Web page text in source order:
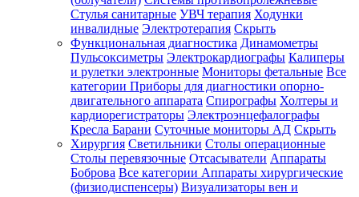
Стулья санитарные УВЧ терапия Ходунки
инвалидные Электротерапия Скрыть
Функциональная диагностика Динамометры
Пульсоксиметры Электрокардиографы Калиперы
и рулетки электронные Мониторы фетальные Все
категории Приборы для диагностики опорно-
двигательного аппарата Спирографы Холтеры и
кардиорегистраторы Электроэнцефалографы
Кресла Барани Суточные мониторы АД Скрыть
Хирургия Светильники Столы операционные
Столы перевязочные Отсасыватели Аппараты
Боброва Все категории Аппараты хирургические
(физиодиспенсеры) Визуализаторы вен и